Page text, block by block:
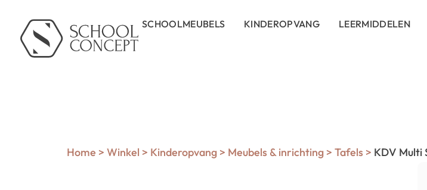
SCHOOLMEUBELS KINDEROPVANG LEERMIDDELEN
Home > Winkel > Kinderopvang > Meubels & inrichting > Tafels > KDV Multi